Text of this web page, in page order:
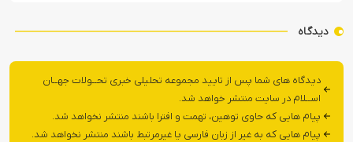
دیدگاه
دیدگاه های شما پس از تایید مجموعه تحلیلی خبری تحــولات جهــان
اســلام در سایت منتشر خواهد شد.
پیام هایی که حاوی توهین، تهمت و افترا باشند منتشر نخواهد شد.
پیام هایی که به غیر از زبان فارسی یا غیرمرتبط باشند منتشر نخواهد شد.